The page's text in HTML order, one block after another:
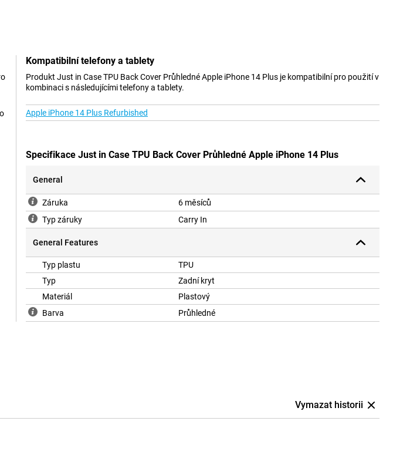
Kompatibilní telefony a tablety
Produkt Just in Case TPU Back Cover Průhledné Apple iPhone 14 Plus je kompatibilní pro použití v
kombinaci s následujícími telefony a tablety.
Apple iPhone 14 Plus Refurbished
Specifikace Just in Case TPU Back Cover Průhledné Apple iPhone 14 Plus
General
Záruka
6 měsíců
Typ záruky
Carry In
General Features
Typ plastu
TPU
Typ
Zadní kryt
Materiál
Plastový
Barva
Průhledné
Vymazat historii